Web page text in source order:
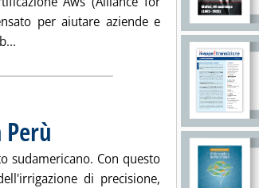
per aiutare aziende e
Leggi tutta la notizia: 'Hera, primo
sudamericano. Con questo
di precisione,